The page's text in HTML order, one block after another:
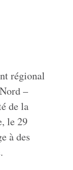
régional
–
de la
le 29
à des